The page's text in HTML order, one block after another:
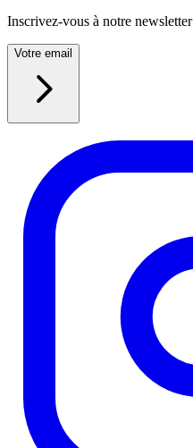
Inscrivez-vous à notre newsletter
Votre email